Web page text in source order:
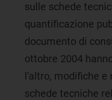
sulle schede
quantificazione
documento di
ottobre 2004
l'altro, modifiche e
schede tecniche